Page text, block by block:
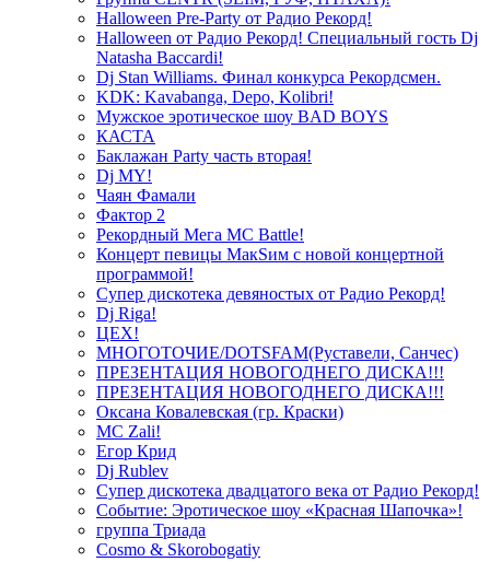
Halloween Pre-Party от Радио Рекорд!
Halloween от Радио Рекорд! Специальный гость Dj
Natasha Baccardi!
Dj Stan Williams. Финал конкурса Рекордсмен.
KDK: Kavabanga, Depo, Kolibri!
Мужское эротическое шоу BAD BOYS
КАСТА
Баклажан Party часть вторая!
Dj MY!
Чаян Фамали
Фактор 2
Рекордный Мега МС Battle!
Концерт певицы МакSим с новой концертной
программой!
Супер дискотека девяностых от Радио Рекорд!
Dj Riga!
ЦЕХ!
МНОГОТОЧИЕ/DOTSFAM(Руставели, Санчес)
ПРЕЗЕНТАЦИЯ НОВОГОДНЕГО ДИСКА!!!
ПРЕЗЕНТАЦИЯ НОВОГОДНЕГО ДИСКА!!!
Оксана Ковалевская (гр. Краски)
MC Zali!
Егор Крид
Dj Rublev
Супер дискотека двадцатого века от Радио Рекорд!
Событие: Эротическое шоу «Красная Шапочка»!
группа Триада
Cosmo & Skorobogatiy